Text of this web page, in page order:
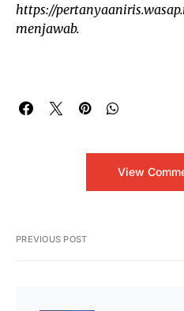
https://
menjawab.
View
PREVIOUS POST